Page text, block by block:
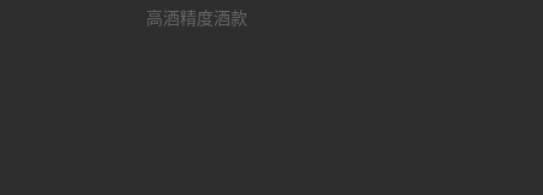
高酒精度酒款